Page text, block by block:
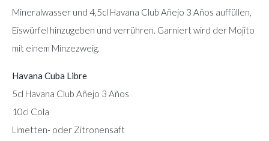
Mineralwasser und 4,5cl Havana Club Añejo 3 Años auffüllen,
Eiswürfel hinzugeben und verrühren. Garniert wird der Mojito
mit einem Minzezweig.
Havana Cuba Libre
5cl Havana Club Añejo 3 Años
10cl Cola
Limetten- oder Zitronensaft